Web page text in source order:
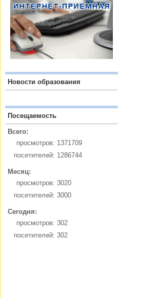
Новости образования
Посещаемость
Всего:
просмотров: 1371709
посетителей: 1286744
Месяц:
просмотров: 3020
посетителей: 3000
Сегодня:
просмотров: 302
посетителей: 302